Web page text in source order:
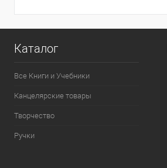
Каталог
Все Книги и Учебники
Канцелярские товары
Творчество
Ручки